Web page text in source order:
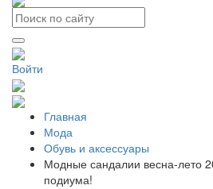
Войти
Главная
Мода
Обувь и аксессуары
Модные сандалии весна-лето
подиума!